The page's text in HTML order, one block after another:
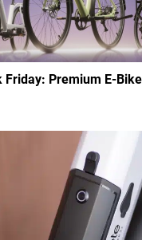
Friday: Premium E-